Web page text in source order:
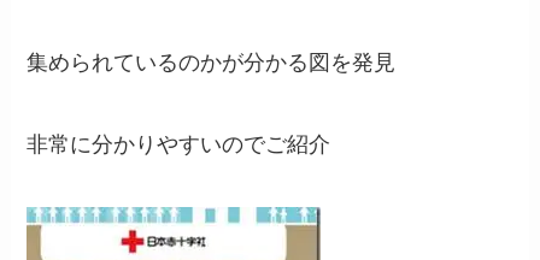
集められているのかが分かる図を発見
非常に分かりやすいのでご紹介